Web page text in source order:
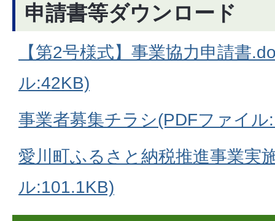
申請書等ダウンロード
【第2号様式】事業協力申請書
ル:42KB)
事業者募集チラシ(PDFファイル
愛川町ふるさと納税推進事業実
ル:101.1KB)